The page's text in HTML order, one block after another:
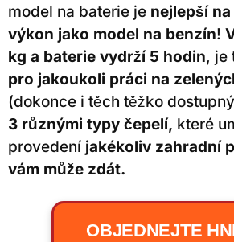
model na baterie je nejlepší
výkon jako model na benzín!
kg a baterie vydrží 5 hodin, je
pro jakoukoli práci na
(dokonce i těch těžko
3 různými typy čepelí, které
provedení jakékoliv zahradní
vám může zdát.
OBJEDNEJTE